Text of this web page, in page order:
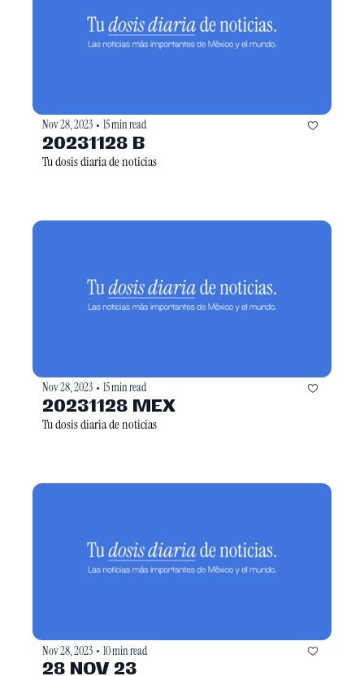
Nov 28, 2023 • 15 min read
20231128 B
Tu dosis diaria de noticias
Nov 28, 2023 • 15 min read
20231128 MEX
Tu dosis diaria de noticias
Nov 28, 2023 • 10 min read
28 NOV 23